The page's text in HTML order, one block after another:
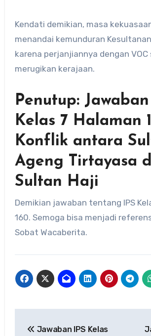
Kendati demikian, masa
menandai kemunduran
karena perjanjiannya dengan
merugikan kerajaan.
Penutup:
Kelas 7 Halaman
Konflik antara
Ageng Tirtayasa
Sultan Haji
Demikian jawaban tentang IPS
160. Semoga bisa menjadi
Sobat Wacaberita.
Jawaban IPS Kelas